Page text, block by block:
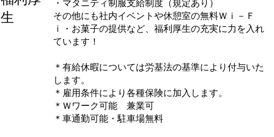
生
・マタニティ制服支給制度（規定あり）
その他にも社内イベントや休憩室の無料Ｗｉ－Ｆ
ｉ・お菓子の提供など、福利厚生の充実に力を入れ
ています！
＊有給休暇については労基法の基準により付与いた
します。
＊雇用条件により各種保険に加入します。
＊Ｗワーク可能 兼業可
＊車通勤可能・駐車場無料